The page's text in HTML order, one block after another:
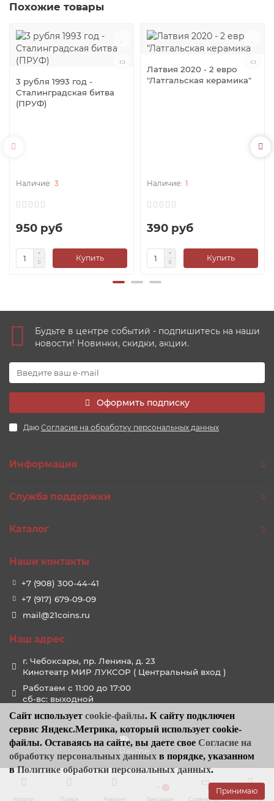
Похожие товары
3 рубля 1993 год -
Сталинградская битва
(ПРУФ)
3
950 руб
Купить
Латвия 2020 - 2 евро
"Латгальская керамика"
1
390 руб
Купить
Сайт использует cookie-файлы. К cайту подключен
сервис Яндекс.Метрика, который использует cookie-
файлы. Оставаясь на сайте, вы даете свое Согласие на
обработку персональных данных в порядке, указанном
в Политике обработки персональных данных.
Принимаю
Будьте в центре событий - подпишитесь на наши
новости! Новинки, скидки, акции.
Оформить подписку
Даю Согласие на обработку персональных данных
Информация
Служба поддержки
Каталог
Наши контакты
+7 (908) 300-44-41
+7 (917) 679-09-09
mail@21coins.ru
Наш адрес
г. Чебоксары, пр. Ленина, д. 23
Кинотеатр МИР ЛУКСОР ( Центральный вход )
Работаем с 11:00 до 17:00
сб-вс: выходной
Каталог Поиск Аккаунт
Закладки
Сравнение
Корзина